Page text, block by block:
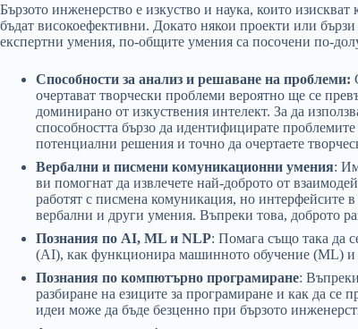
Бързото инженерство е изкуство и наука, които
бъдат високоефективни. Докато някои проекти или
експертни умения, по-общите умения са посочени по-
Способности за анализ и решаване на проблеми:
очертават творчески проблеми вероятно ще се
доминирано от изкуствения интелект. За да
способността бързо да идентифицирате
потенциални решения и точно да очертаете
Вербални и писмени комуникационни умения:
ви помогнат да извлечете най-доброто от
работят с писмена комуникация, но интерфейсите
вербални и други умения. Въпреки това, доброто
Познания по AI, ML и NLP: Помага също така да
(AI), как функционира машинното обучение (ML) и
Познания по компютърно програмиране:
разбиране на езиците за програмиране и как да се
идеи може да бъде безценно при бързото